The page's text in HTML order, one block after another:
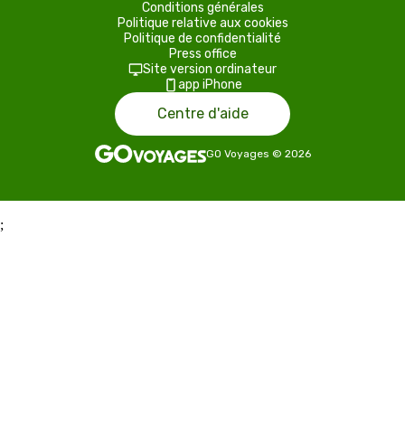
Conditions générales
Politique relative aux cookies
Politique de confidentialité
Press office
Site version ordinateur
app iPhone
Centre d'aide
GO Voyages © 2026
;